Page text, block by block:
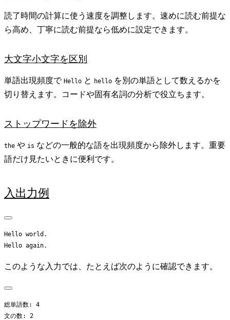
読了時間の計算に使う速度を調整します。速めに読む前提な
ら高め、丁寧に読む前提なら低めに設定できます。
大文字小文字を区別
単語出現頻度で Hello と hello を別の単語として数えるかを
切り替えます。コードや固有名詞の分析で役立ちます。
ストップワードを除外
the や is などの一般的な語を出現頻度から除外します。重要
語だけ見たいときに便利です。
入出力例
Hello world.
このような入力では、たとえば次のように確認できます。
総単語数: 4
文の数: 2